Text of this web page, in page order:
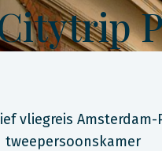
vliegreis Amsterdam-